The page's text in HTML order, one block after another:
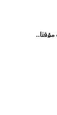
مؤقتًا..